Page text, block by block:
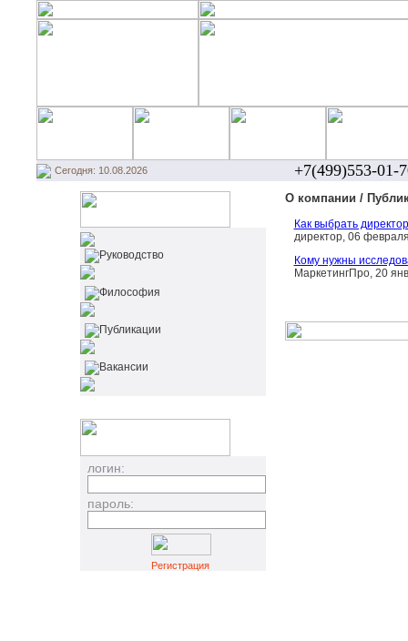
Сегодня: 10.08.2026 +7(499)553-01-
Руководство
Философия
Публикации
Вакансии
логин:
пароль:
Регистрация
О компании /
Как выбрать
директор, 06
Кому нужны
МаркетингПро, 20